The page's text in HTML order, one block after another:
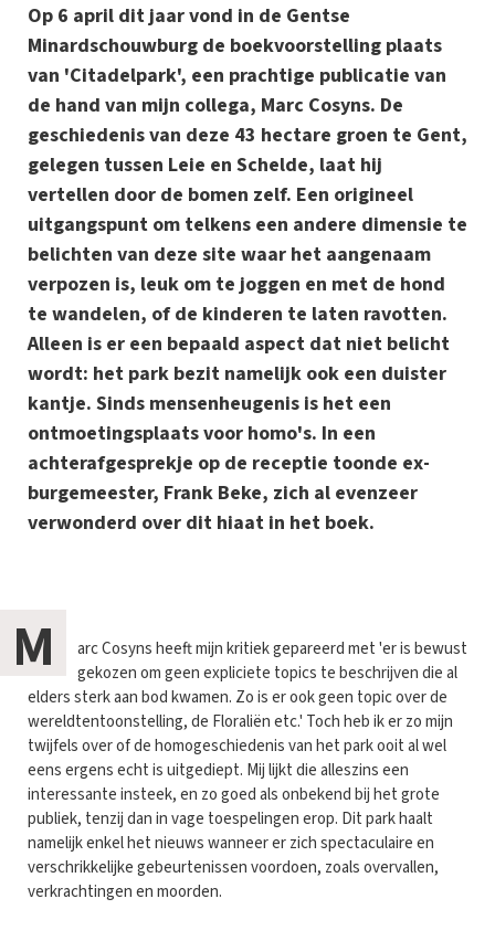
Op 6 april dit jaar vond in de Gentse
Minardschouwburg de boekvoorstelling plaats
van 'Citadelpark', een prachtige publicatie van
de hand van mijn collega, Marc Cosyns. De
geschiedenis van deze 43 hectare groen te Gent,
gelegen tussen Leie en Schelde, laat hij
vertellen door de bomen zelf. Een origineel
uitgangspunt om telkens een andere dimensie te
belichten van deze site waar het aangenaam
verpozen is, leuk om te joggen en met de hond
te wandelen, of de kinderen te laten ravotten.
Alleen is er een bepaald aspect dat niet belicht
wordt: het park bezit namelijk ook een duister
kantje. Sinds mensenheugenis is het een
ontmoetingsplaats voor homo's. In een
achterafgesprekje op de receptie toonde ex-
burgemeester, Frank Beke, zich al evenzeer
verwonderd over dit hiaat in het boek.
M
arc Cosyns heeft mijn kritiek gepareerd met 'er is bewust
gekozen om geen expliciete topics te beschrijven die al
elders sterk aan bod kwamen. Zo is er ook geen topic over de
wereldtentoonstelling, de Floraliën etc.' Toch heb ik er zo mijn
twijfels over of de homogeschiedenis van het park ooit al wel
eens ergens echt is uitgediept. Mij lijkt die alleszins een
interessante insteek, en zo goed als onbekend bij het grote
publiek, tenzij dan in vage toespelingen erop. Dit park haalt
namelijk enkel het nieuws wanneer er zich spectaculaire en
verschrikkelijke gebeurtenissen voordoen, zoals overvallen,
verkrachtingen en moorden.